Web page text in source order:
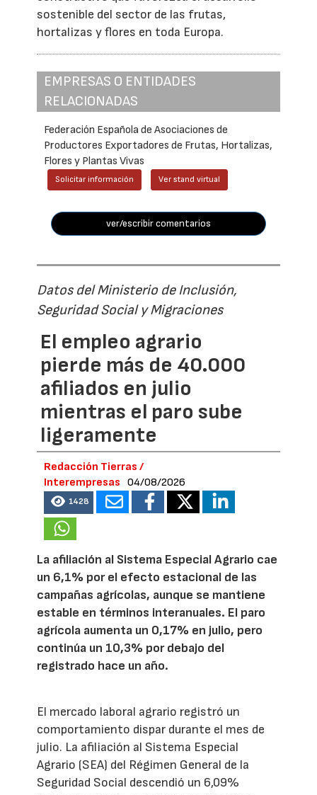
sostenible del sector de las frutas,
hortalizas y flores en toda Europa.
EMPRESAS O ENTIDADES
RELACIONADAS
Federación Española de Asociaciones de
Productores Exportadores de Frutas, Hortalizas,
Flores y Plantas Vivas
Solicitar información Ver stand virtual
ver/escribir comentarios
Datos del Ministerio de Inclusión,
Seguridad Social y Migraciones
El empleo agrario
pierde más de 40.000
afiliados en julio
mientras el paro sube
ligeramente
Redacción Tierras /
Interempresas
04/08/2026
1428
La afiliación al Sistema Especial Agrario cae
un 6,1% por el efecto estacional de las
campañas agrícolas, aunque se mantiene
estable en términos interanuales. El paro
agrícola aumenta un 0,17% en julio, pero
continúa un 10,3% por debajo del
registrado hace un año.
El mercado laboral agrario registró un
comportamiento dispar durante el mes de
julio. La afiliación al Sistema Especial
Agrario (SEA) del Régimen General de la
Seguridad Social descendió un 6,09%